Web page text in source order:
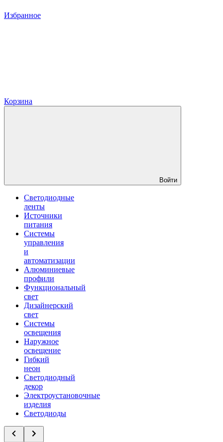
Избранное
Корзина
Войти
Светодиодные
ленты
Источники
питания
Системы
управления
и
автоматизации
Алюминиевые
профили
Функциональный
свет
Дизайнерский
свет
Системы
освещения
Наружное
освещение
Гибкий
неон
Светодиодный
декор
Электроустановочные
изделия
Светодиоды